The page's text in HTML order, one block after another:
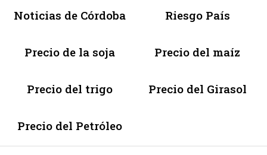
Noticias de Córdoba Riesgo País
Precio de la soja Precio del maíz
Precio del trigo Precio del Girasol
Precio del Petróleo